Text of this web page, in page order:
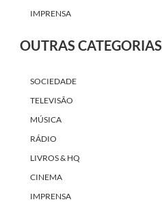
IMPRENSA
OUTRAS CATEGORIAS
SOCIEDADE
TELEVISÃO
MÚSICA
RÁDIO
LIVROS & HQ
CINEMA
IMPRENSA